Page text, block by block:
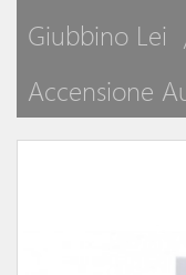
Giubbino Lei
Accensione